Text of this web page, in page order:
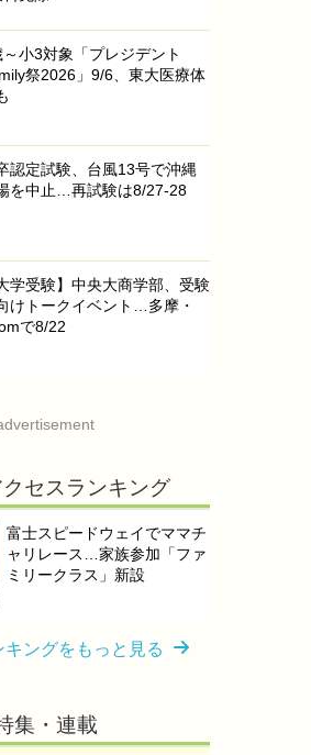
小3対象「プレジデント
祭2026」9/6、東大医療体
認定試験、台風13号で沖縄
を中止…再試験は8/27-28
学受験】中央大商学部、受験
けトークイベント…多摩・
で8/22
セスランキング
富士スピードウェイでママチ
ャリレース…家族参加「ファ
ミリークラス」新設
キングをもっと見る
集・連載